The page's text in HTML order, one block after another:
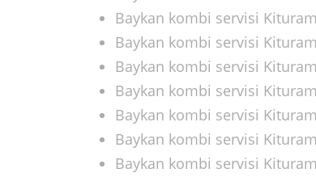
Baykan kombi servisi
Baykan kombi servisi
Baykan kombi servisi
Baykan kombi servisi
Baykan kombi servisi
Baykan kombi servisi
Baykan kombi servisi